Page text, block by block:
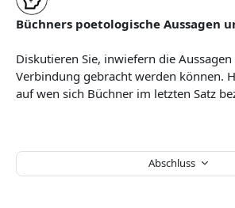
Abschluss
Büchners poetologische Aussagen
Diskutieren Sie, inwiefern die Aussagen
Verbindung gebracht werden können.
auf wen sich Büchner im letzten Satz